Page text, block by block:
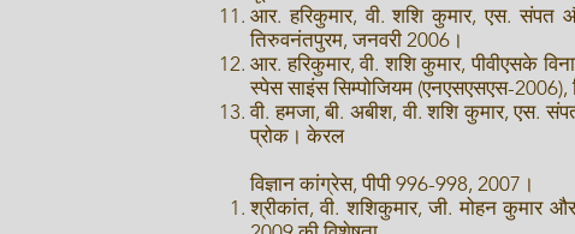
आर. हरिकुमार, वी. शशि कुमार, एस. संपत
तिरुवनंतपुरम, जनवरी 2006।
आर. हरिकुमार, वी. शशि कुमार, पीवीएसके
स्पेस साइंस सिम्पोजियम (एनएसएसएस-2006),
वी. हमजा, बी. अबीश, वी. शशि कुमार, एस.
प्रोक। केरल
विज्ञान कांग्रेस, पीपी 996-998, 2007।
श्रीकांत, वी. शशिकुमार, जी. मोहन कुमार